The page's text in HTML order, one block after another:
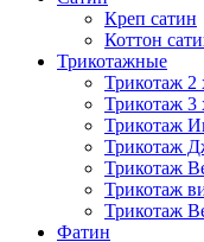
Креп сатин
Коттон
Трикотажные
Трикотаж 2
Трикотаж 3
Трикотаж
Трикотаж
Трикотаж
Трикотаж
Трикотаж
Фатин